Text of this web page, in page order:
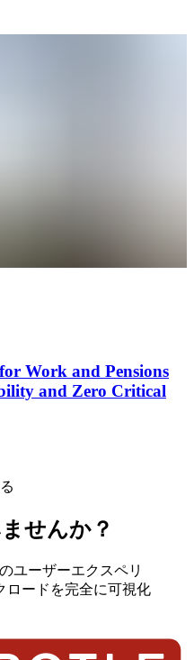
Work and Pensions
and Zero Critical
せんか？​
ユーザーエクスペリ
ロードを完全に可視化